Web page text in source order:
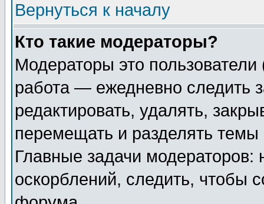
Вернуться к началу
Кто такие модераторы?
Модераторы это
работа — ежедневно следить
редактировать, удалять,
перемещать и разделять
Главные задачи
оскорблений, следить, чтобы